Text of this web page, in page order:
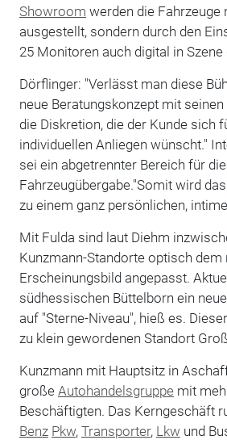
Showroom werden die Fahrzeuge
ausgestellt, sondern durch den
25 Monitoren auch digital in Szene
Dörflinger: "Verlässt man diese
neue Beratungskonzept mit
die Diskretion, die der Kunde sich
individuellen Anliegen wünscht."
sei ein abgetrennter Bereich für die
Fahrzeugübergabe."Somit wird
zu einem ganz persönlichen,
Mit Fulda sind laut Diehm
Kunzmann-Standorte optisch dem
Erscheinungsbild angepasst.
südhessischen Büttelborn ein
auf "Sterne-Niveau", hieß es.
zu klein gewordenen Standort
Kunzmann mit Hauptsitz in
große Autohandelsgruppe mit
Beschäftigten. Das Kerngeschäft
Benz Pkw, Transporter, Lkw und